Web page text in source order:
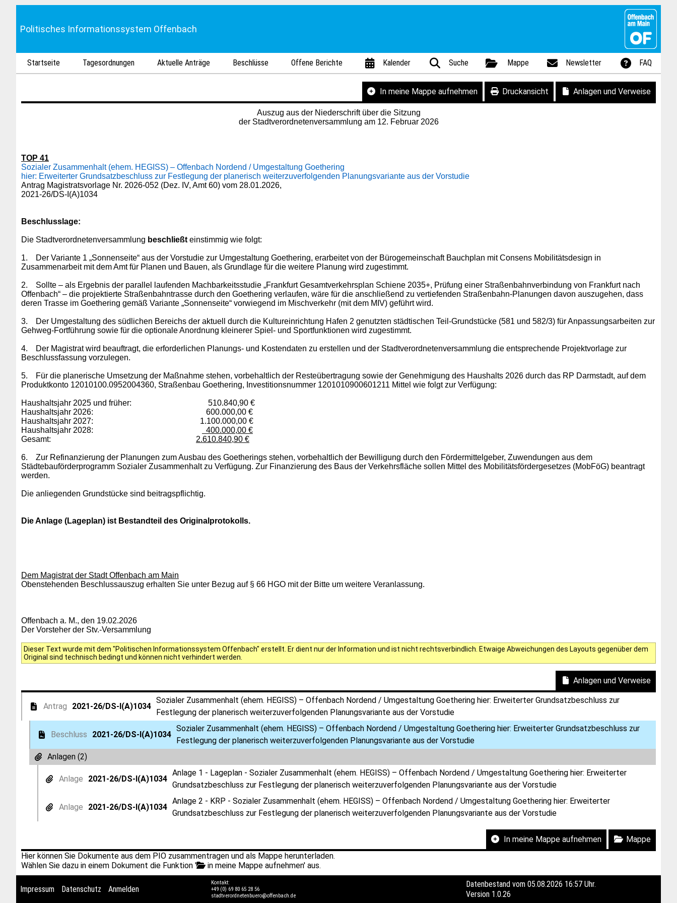
Politisches Informationssystem Offenbach
Startseite Tagesordnungen Aktuelle Anträge Beschlüsse Offene Berichte Kalender Suche Mappe Newsletter FAQ
In meine Mappe aufnehmen Druckansicht Anlagen und Verweise
Auszug aus der Niederschrift über die Sitzung
der Stadtverordnetenversammlung am 12. Februar 2026
TOP 41
Sozialer Zusammenhalt (ehem. HEGISS) – Offenbach Nordend / Umgestaltung Goethering
hier: Erweiterter Grundsatzbeschluss zur Festlegung der planerisch weiterzuverfolgenden Planungsvariante aus der Vorstudie
Antrag Magistratsvorlage Nr. 2026-052 (Dez. IV, Amt 60) vom 28.01.2026,
2021-26/DS-I(A)1034
Beschlusslage:
Die Stadtverordnetenversammlung beschließt einstimmig wie folgt:
1.
Der Variante 1 „Sonnenseite“ aus der Vorstudie zur Umgestaltung Goethering, erarbeitet von der Bürogemeinschaft Bauchplan mit Consens Mobilitätsdesign in
Zusammenarbeit mit dem Amt für Planen und Bauen, als Grundlage für die weitere Planung wird zugestimmt.
2.
Sollte – als Ergebnis der parallel laufenden Machbarkeitsstudie „Frankfurt Gesamtverkehrsplan Schiene 2035+, Prüfung einer Straßenbahnverbindung von Frankfurt nach
Offenbach“ – die projektierte Straßenbahntrasse durch den Goethering verlaufen, wäre für die anschließend zu vertiefenden Straßenbahn-Planungen davon auszugehen, dass
deren Trasse im Goethering gemäß Variante „Sonnenseite“ vorwiegend im Mischverkehr (mit dem MIV) geführt wird.
3.
Der Umgestaltung des südlichen Bereichs der aktuell durch die Kultureinrichtung Hafen 2 genutzten städtischen Teil-Grundstücke (581 und 582/3) für Anpassungsarbeiten zur
Gehweg-Fortführung sowie für die optionale Anordnung kleinerer Spiel- und Sportfunktionen wird zugestimmt.
4.
Der Magistrat wird beauftragt, die erforderlichen Planungs- und Kostendaten zu erstellen und der Stadtverordnetenversammlung die entsprechende Projektvorlage zur
Beschlussfassung vorzulegen.
5.
Für die planerische Umsetzung der Maßnahme stehen, vorbehaltlich der Resteübertragung sowie der Genehmigung des Haushalts 2026 durch das RP Darmstadt, auf dem
Produktkonto 12010100.0952004360, Straßenbau Goethering, Investitionsnummer 1201010900601211 Mittel wie folgt zur Verfügung:
Haushaltsjahr 2025 und früher: 510.840,90 €
Haushaltsjahr 2026: 600.000,00 €
Haushaltsjahr 2027: 1.100.000,00 €
Haushaltsjahr 2028:
400.000,00 €
Gesamt: 2.610.840,90 €
6.
Zur Refinanzierung der Planungen zum Ausbau des Goetherings stehen, vorbehaltlich der Bewilligung durch den Fördermittelgeber, Zuwendungen aus dem
Städtebauförderprogramm Sozialer Zusammenhalt zu Verfügung. Zur Finanzierung des Baus der Verkehrsfläche sollen Mittel des Mobilitätsfördergesetzes (MobFöG) beantragt
werden.
Die anliegenden Grundstücke sind beitragspflichtig.
Die Anlage (Lageplan) ist Bestandteil des Originalprotokolls.
Dem Magistrat der Stadt Offenbach am Main
Obenstehenden Beschlussauszug erhalten Sie unter Bezug auf § 66 HGO mit der Bitte um weitere Veranlassung.
Offenbach a. M., den 19.02.2026
Der Vorsteher der Stv.-Versammlung
Dieser Text wurde mit dem "Politischen Informationssystem Offenbach" erstellt. Er dient nur der Information und ist nicht rechtsverbindlich. Etwaige Abweichungen des Layouts gegenüber dem
Original sind technisch bedingt und können nicht verhindert werden.
Anlagen und Verweise
Antrag 2021-26/DS-I(A)1034
Sozialer Zusammenhalt (ehem. HEGISS) – Offenbach Nordend / Umgestaltung Goethering hier: Erweiterter Grundsatzbeschluss zur
Festlegung der planerisch weiterzuverfolgenden Planungsvariante aus der Vorstudie
Beschluss 2021-26/DS-I(A)1034
Sozialer Zusammenhalt (ehem. HEGISS) – Offenbach Nordend / Umgestaltung Goethering hier: Erweiterter Grundsatzbeschluss zur
Festlegung der planerisch weiterzuverfolgenden Planungsvariante aus der Vorstudie
Anlagen (2)
Anlage 2021-26/DS-I(A)1034
Anlage 1 - Lageplan - Sozialer Zusammenhalt (ehem. HEGISS) – Offenbach Nordend / Umgestaltung Goethering hier: Erweiterter
Grundsatzbeschluss zur Festlegung der planerisch weiterzuverfolgenden Planungsvariante aus der Vorstudie
Anlage 2021-26/DS-I(A)1034
Anlage 2 - KRP - Sozialer Zusammenhalt (ehem. HEGISS) – Offenbach Nordend / Umgestaltung Goethering hier: Erweiterter
Grundsatzbeschluss zur Festlegung der planerisch weiterzuverfolgenden Planungsvariante aus der Vorstudie
In meine Mappe aufnehmen
Mappe
Hier können Sie Dokumente aus dem PIO zusammentragen und als Mappe herunterladen.
Wählen Sie dazu in einem Dokument die Funktion '
in meine Mappe aufnehmen' aus.
Impressum Datenschutz Anmelden
Kontakt:
+49 (0) 69 80 65 28 56
stadtverordnetenbuero@offenbach.de
Datenbestand vom 05.08.2026 16:57 Uhr.
Version 1.0.26